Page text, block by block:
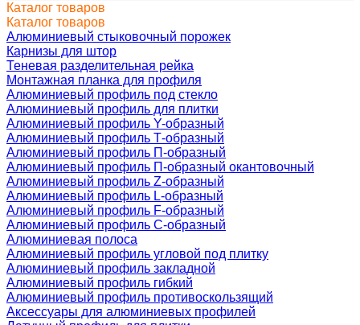
Каталог товаров
Каталог товаров
Алюминиевый стыковочный порожек
Карнизы для штор
Теневая разделительная рейка
Монтажная планка для профиля
Алюминиевый профиль под стекло
Алюминиевый профиль для плитки
Алюминиевый профиль Y-образный
Алюминиевый профиль Т-образный
Алюминиевый профиль П-образный
Алюминиевый профиль П-образный окантовочный
Алюминиевый профиль Z-образный
Алюминиевый профиль L-образный
Алюминиевый профиль F-образный
Алюминиевый профиль C-образный
Алюминиевая полоса
Алюминиевый профиль угловой под плитку
Алюминиевый профиль закладной
Алюминиевый профиль гибкий
Алюминиевый профиль противоскользящий
Аксессуары для алюминиевых профилей